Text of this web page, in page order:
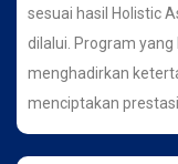
sesuai hasil Holistic
dilalui. Program
menghadirkan
menciptakan